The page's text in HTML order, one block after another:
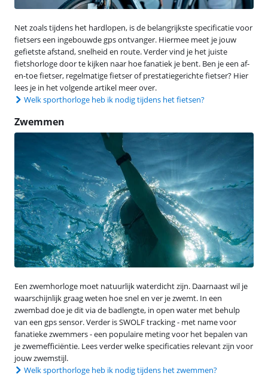
Net zoals tijdens het hardlopen, is de belangrijkste specificatie voor
fietsers een ingebouwde gps ontvanger. Hiermee meet je jouw
gefietste afstand, snelheid en route. Verder vind je het juiste
fietshorloge door te kijken naar hoe fanatiek je bent. Ben je een af-
en-toe fietser, regelmatige fietser of prestatiegerichte fietser? Hier
lees je in het volgende artikel meer over.
Welk sporthorloge heb ik nodig tijdens het fietsen?
Zwemmen
Een zwemhorloge moet natuurlijk waterdicht zijn. Daarnaast wil je
waarschijnlijk graag weten hoe snel en ver je zwemt. In een
zwembad doe je dit via de badlengte, in open water met behulp
van een gps sensor. Verder is SWOLF tracking - met name voor
fanatieke zwemmers - een populaire meting voor het bepalen van
je zwemefficiëntie. Lees verder welke specificaties relevant zijn voor
jouw zwemstijl.
Welk sporthorloge heb ik nodig tijdens het zwemmen?